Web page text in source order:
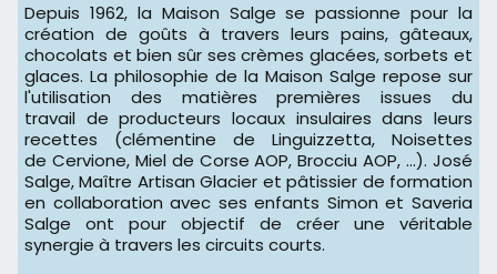
Depuis 1962, la Maison Salge se passionne pour la
création de goûts à travers leurs pains, gâteaux,
chocolats et bien sûr ses crèmes glacées, sorbets et
glaces. La philosophie de la Maison Salge repose sur
l'utilisation des matières premières issues du
travail de producteurs locaux insulaires dans leurs
recettes (clémentine de Linguizzetta, Noisettes
de Cervione, Miel de Corse AOP, Brocciu AOP, ...). José
Salge, Maître Artisan Glacier et pâtissier de formation
en collaboration avec ses enfants Simon et Saveria
Salge ont pour objectif de créer une véritable
synergie à travers les circuits courts.